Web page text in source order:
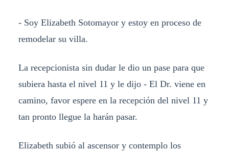
- Soy Elizabeth Sotomayor y estoy en proceso de
remodelar su villa.
La recepcionista sin dudar le dio un pase para que
subiera hasta el nivel 11 y le dijo - El Dr. viene en
camino, favor espere en la recepción del nivel 11 y
tan pronto llegue la harán pasar.
Elizabeth subió al ascensor y contemplo los